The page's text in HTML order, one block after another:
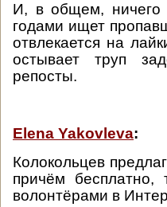
И, в общем, ничего
годами ищет
отвлекается на
остывает труп
репосты.
Elena Yakovleva:
Колокольцев
причём бесплатно,
волонтёрами в